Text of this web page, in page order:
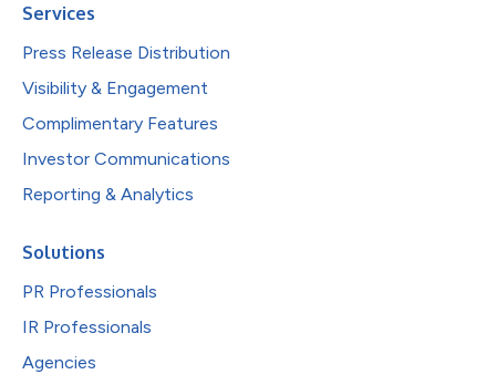
Services
Press Release Distribution
Visibility & Engagement
Complimentary Features
Investor Communications
Reporting & Analytics
Solutions
PR Professionals
IR Professionals
Agencies